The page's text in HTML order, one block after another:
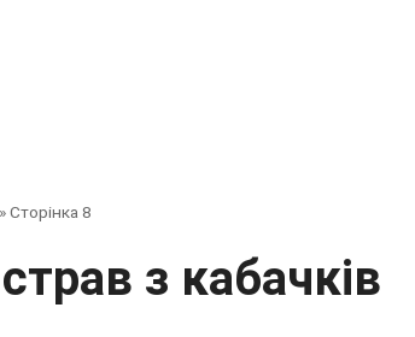
»Сторінка 8
з кабачків